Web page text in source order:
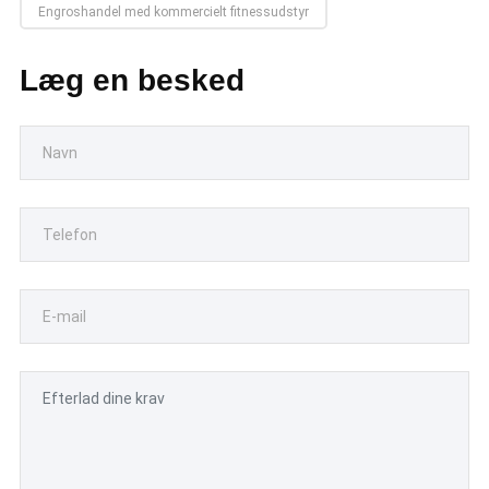
Engroshandel med kommercielt fitnessudstyr
Læg en besked